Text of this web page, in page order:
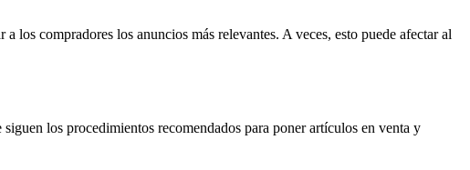
los compradores los anuncios más relevantes. A veces, esto puede afectar al
los procedimientos recomendados para poner artículos en venta y